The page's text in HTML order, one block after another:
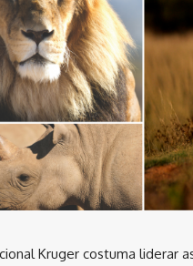
Kruger costuma liderar